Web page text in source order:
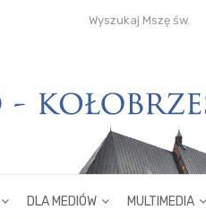
Wyszukaj Mszę św.
DLA MEDIÓW MULTIMEDIA